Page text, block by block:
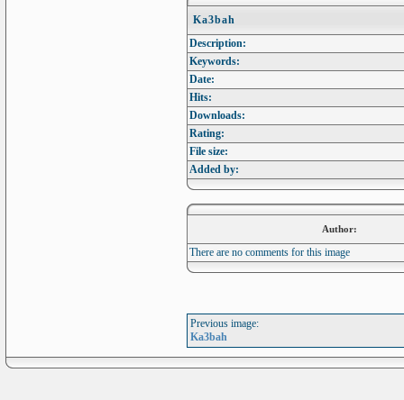
Ka3bah
Description:
Keywords:
Date:
Hits:
Downloads:
Rating:
File size:
Added by:
Author:
There are no comments for this image
Previous image:
Ka3bah